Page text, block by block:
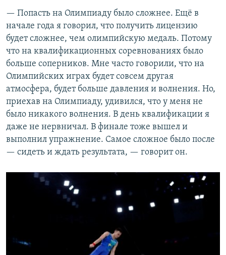
— Попасть на Олимпиаду было сложнее. Ещё в
начале года я говорил, что получить лицензию
будет сложнее, чем олимпийскую медаль. Потому
что на квалификационных соревнованиях было
больше соперников. Мне часто говорили, что на
Олимпийских играх будет совсем другая
атмосфера, будет больше давления и волнения. Но,
приехав на Олимпиаду, удивился, что у меня не
было никакого волнения. В день квалификации я
даже не нервничал. В финале тоже вышел и
выполнил упражнение. Самое сложное было после
— сидеть и ждать результата, — говорит он.